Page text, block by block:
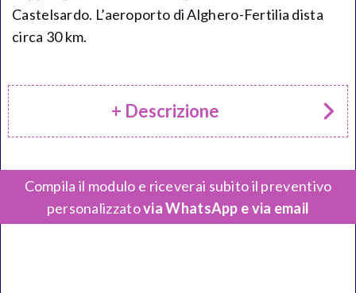
Castelsardo. L’aeroporto di Alghero-Fertilia dista
circa 30 km.
+ Descrizione
Compila il modulo e riceverai subito il preventivo
personalizzatovia WhatsApp e via email